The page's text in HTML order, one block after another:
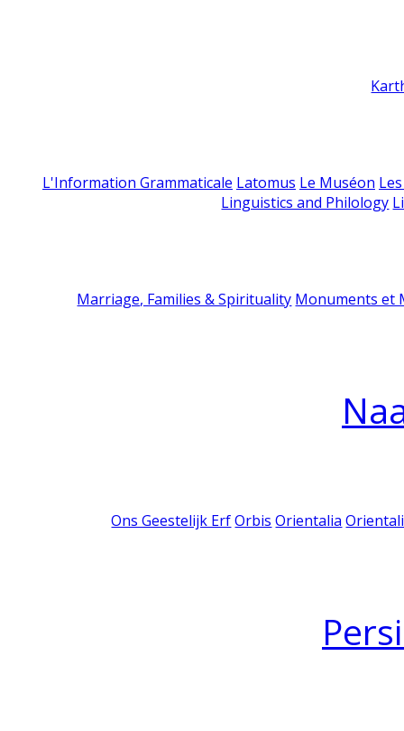
L'Information Grammaticale Latomus Le Muséon
Linguistics and Philology
Marriage, Families & Spirituality Monuments et
Ons Geestelijk Erf Orbis Orientalia